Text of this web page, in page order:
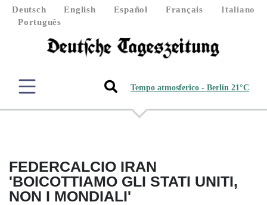
Deutsch English Español Français
Italiano
Português
Tempo atmosferico - Berlin 21°C
FEDERCALCIO IRAN
'BOICOTTIAMO GLI STATI UNITI,
NON I MONDIALI'